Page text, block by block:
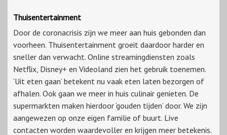
Thuisentertainment
Door de coronacrisis zijn we meer aan huis gebonden dan
voorheen. Thuisentertainment groeit daardoor harder en
sneller dan verwacht. Online streamingdiensten zoals
Netflix, Disney+ en Videoland zien het gebruik toenemen.
‘Uit eten gaan’ betekent nu vaak eten laten bezorgen of
afhalen. Ook gaan we meer in huis culinair genieten. De
supermarkten maken hierdoor ‘gouden tijden’ door. We zijn
aangewezen op onze eigen familie of buurt. Live
contacten worden waardevoller en krijgen meer betekenis.